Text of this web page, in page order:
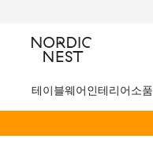
테이블웨어인테리어소품